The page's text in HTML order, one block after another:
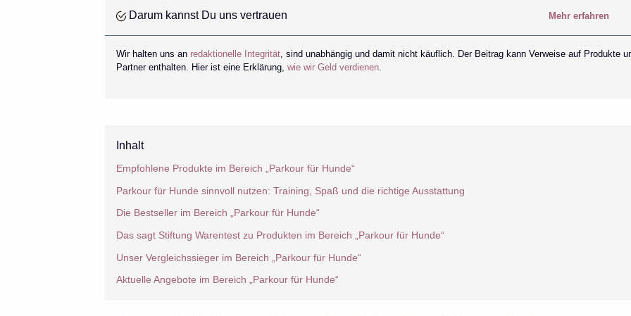
Darum kannst Du uns vertrauen Mehr erfahren
Wir halten uns an redaktionelle Integrität, sind unabhängig und damit nicht käuflich. Der Beitrag kann Verweise auf Produkte
Partner enthalten. Hier ist eine Erklärung, wie wir Geld verdienen.
Inhalt
Empfohlene Produkte im Bereich „Parkour für Hunde“
Parkour für Hunde sinnvoll nutzen: Training, Spaß und die richtige Ausstattung
Die Bestseller im Bereich „Parkour für Hunde“
Das sagt Stiftung Warentest zu Produkten im Bereich „Parkour für Hunde“
Unser Vergleichssieger im Bereich „Parkour für Hunde“
Aktuelle Angebote im Bereich „Parkour für Hunde“